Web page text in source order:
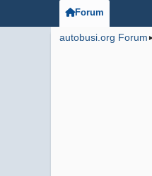
Forum
autobusi.org Forum